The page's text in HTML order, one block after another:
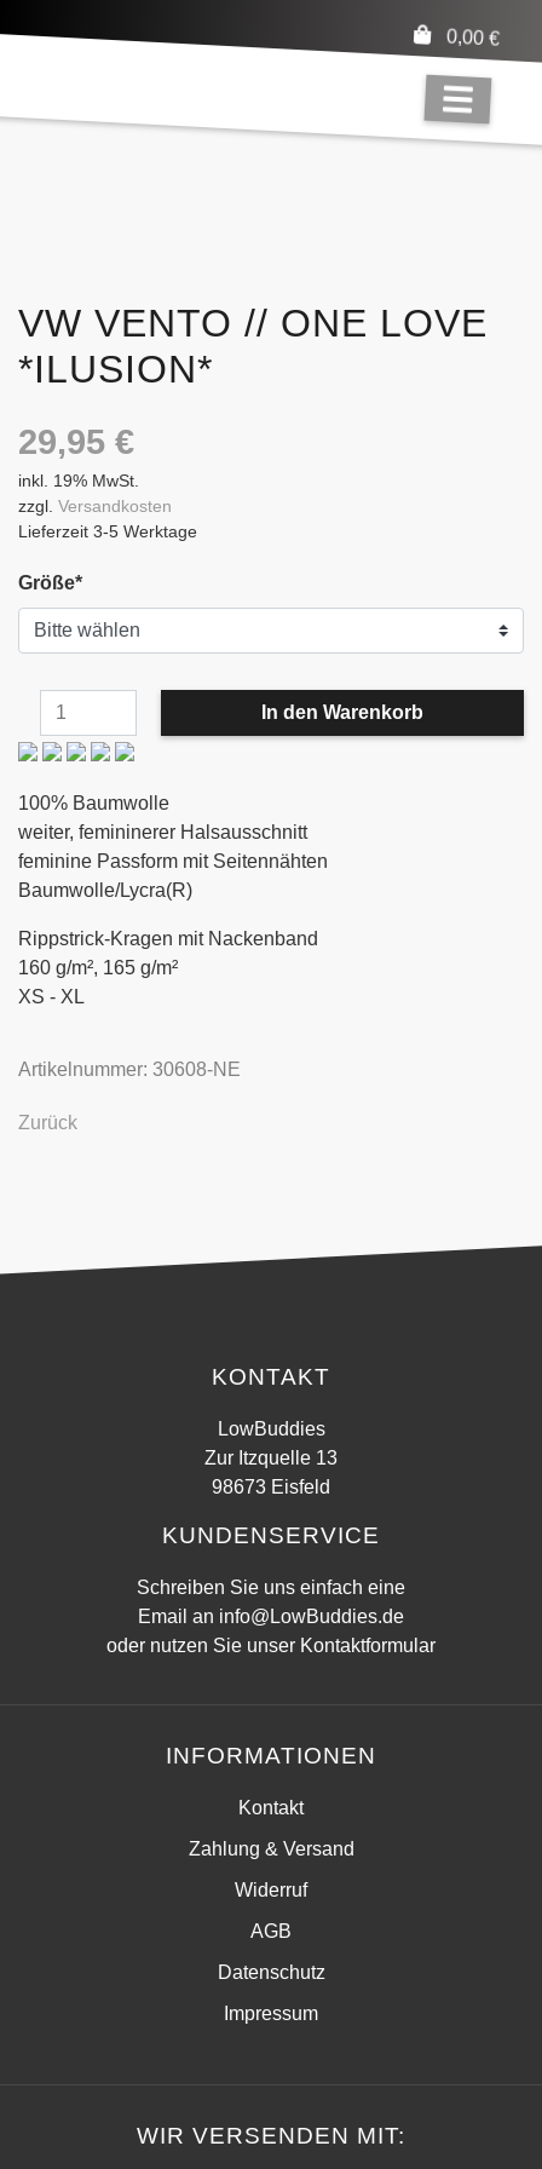
0,00€
VW VENTO // ONE LOVE
*ILUSION*
29,95 €
inkl. 19% MwSt.
zzgl. Versandkosten
Lieferzeit 3-5 Werktage
Größe*
100% Baumwolle
weiter, femininerer Halsausschnitt
feminine Passform mit Seitennähten
Baumwolle/Lycra(R)
Rippstrick-Kragen mit Nackenband
160 g/m², 165 g/m²
XS - XL
Artikelnummer: 30608-NE
Zurück
KONTAKT
LowBuddies
Zur Itzquelle 13
98673 Eisfeld
KUNDENSERVICE
Schreiben Sie uns einfach eine
Email an info@LowBuddies.de
oder nutzen Sie unser Kontaktformular
INFORMATIONEN
Kontakt
Zahlung & Versand
Widerruf
AGB
Datenschutz
Impressum
WIR VERSENDEN MIT: